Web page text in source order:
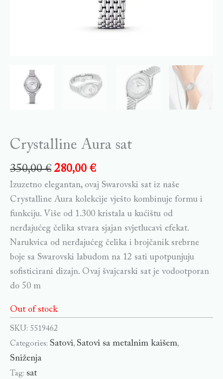
Crystalline Aura sat
350,00€ 280,00 €
Izuzetno elegantan, ovaj Swarovski sat iz naše
Crystalline Aura kolekcije vješto kombinuje formu i
funkciju. Više od 1.300 kristala u kućištu od
nerđajućeg čelika stvara sjajan svjetlucavi efekat.
Narukvica od nerđajućeg čelika i brojčanik srebrne
boje sa Swarovski labudom na 12 sati upotpunjuju
sofisticirani dizajn. Ovaj švajcarski sat je vodootporan
do 50 m
Out of stock
SKU: 5519462
Categories: Satovi, Satovi sa metalnim kaišem,
Sniženja
Tag: sat